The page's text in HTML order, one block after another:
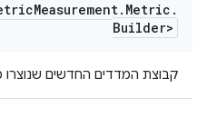
Measurement. Metric .
Builder>
קבוצת המדדים החדשים